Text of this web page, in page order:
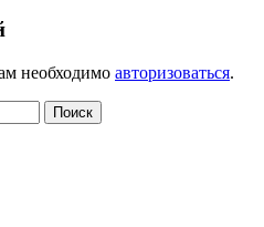
необходимо авторизоваться.